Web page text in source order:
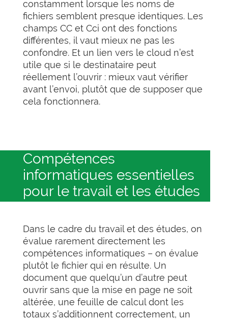
constamment lorsque les noms de
fichiers semblent presque identiques. Les
champs CC et Cci ont des fonctions
différentes, il vaut mieux ne pas les
confondre. Et un lien vers le cloud n’est
utile que si le destinataire peut
réellement l’ouvrir : mieux vaut vérifier
avant l’envoi, plutôt que de supposer que
cela fonctionnera.
Compétences
informatiques essentielles
pour le travail et les études
Dans le cadre du travail et des études, on
évalue rarement directement les
compétences informatiques – on évalue
plutôt le fichier qui en résulte. Un
document que quelqu’un d’autre peut
ouvrir sans que la mise en page ne soit
altérée, une feuille de calcul dont les
totaux s’additionnent correctement, un